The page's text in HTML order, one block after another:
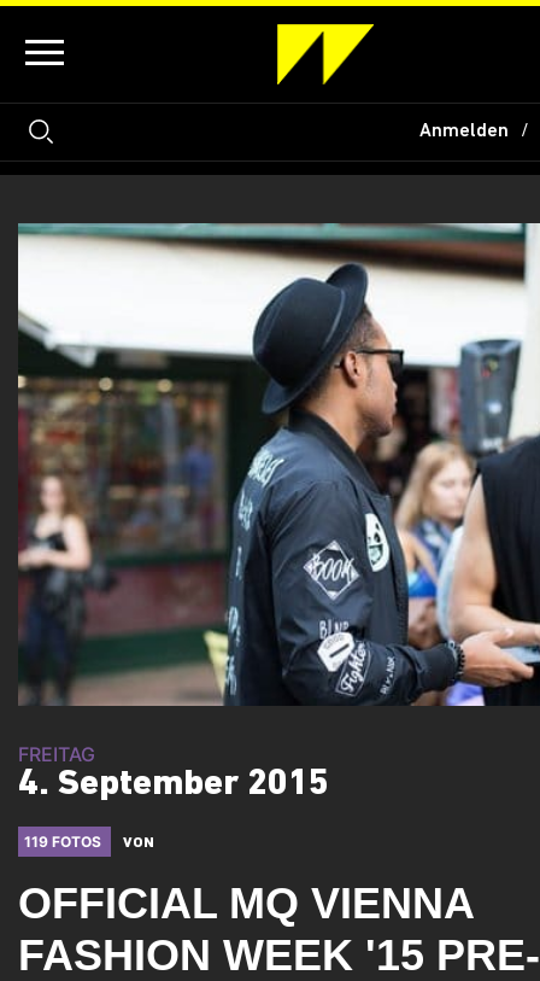
Anmelden
FREITAG
4. September 2015
119 FOTOS VON
OFFICIAL MQ VIENNA
FASHION WEEK '15 PRE-